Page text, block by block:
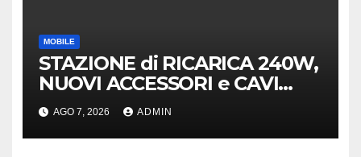
MOBILE
STAZIONE di RICARICA 240W,
NUOVI ACCESSORI e CAVI
40Gb SBS
AGO 7, 2026 ADMIN